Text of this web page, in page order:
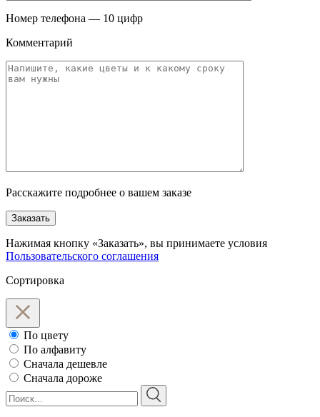
Номер телефона — 10 цифр
Комментарий
Расскажите подробнее о вашем заказе
Заказать
Нажимая кнопку «Заказать», вы принимаете условия
Пользовательского соглашения
Сортировка
По цвету
По алфавиту
Сначала дешевле
Сначала дороже